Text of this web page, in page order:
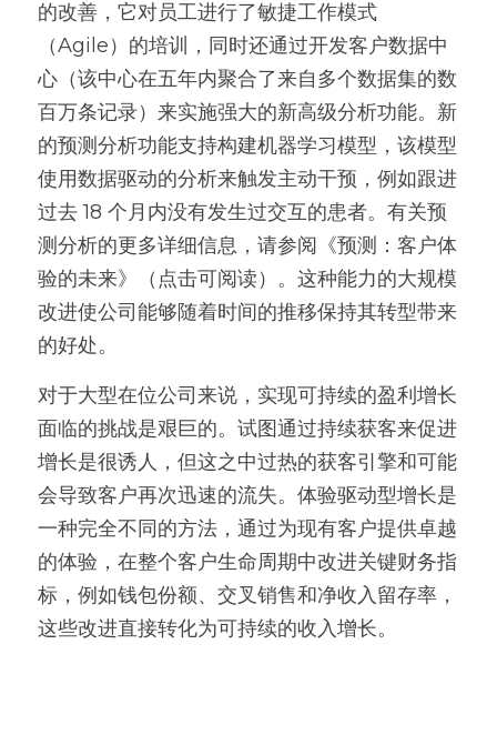
的改善，它对员工进行了敏捷工作模式
（Agile）的培训，同时还通过开发客户数据中
心（该中心在五年内聚合了来自多个数据集的数
百万条记录）来实施强大的新高级分析功能。新
的预测分析功能支持构建机器学习模型，该模型
使用数据驱动的分析来触发主动干预，例如跟进
过去 18 个月内没有发生过交互的患者。有关预
测分析的更多详细信息，请参阅《预测：客户体
验的未来》（点击可阅读）。这种能力的大规模
改进使公司能够随着时间的推移保持其转型带来
的好处。
对于大型在位公司来说，实现可持续的盈利增长
面临的挑战是艰巨的。试图通过持续获客来促进
增长是很诱人，但这之中过热的获客引擎和可能
会导致客户再次迅速的流失。体验驱动型增长是
一种完全不同的方法，通过为现有客户提供卓越
的体验，在整个客户生命周期中改进关键财务指
标，例如钱包份额、交叉销售和净收入留存率，
这些改进直接转化为可持续的收入增长。